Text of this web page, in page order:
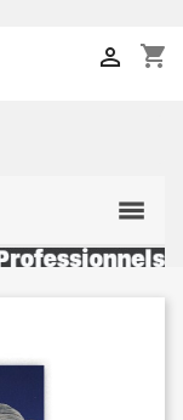
shopping_cart
